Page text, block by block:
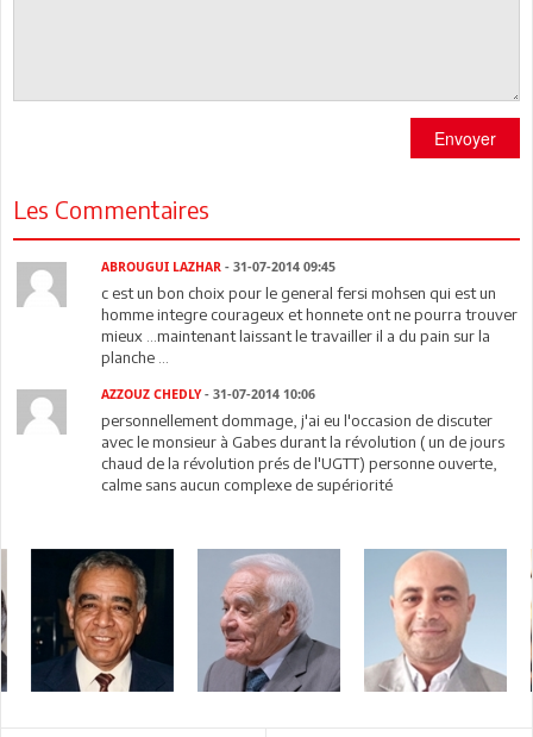
Envoyer
Les Commentaires
ABROUGUI LAZHAR- 31-07-2014 09:45
c est un bon choix pour le general fersi mohsen qui est un
homme integre courageux et honnete ont ne pourra trouver
mieux ...maintenant laissant le travailler il a du pain sur la
planche ...
AZZOUZ CHEDLY- 31-07-2014 10:06
personnellement dommage, j'ai eu l'occasion de discuter
avec le monsieur à Gabes durant la révolution ( un de jours
chaud de la révolution prés de l'UGTT) personne ouverte,
calme sans aucun complexe de supériorité